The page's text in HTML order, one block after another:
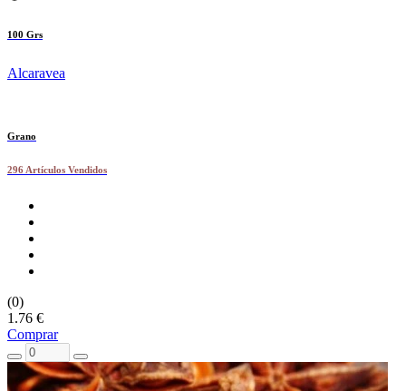
100 Grs
Alcaravea
Grano
296 Artículos Vendidos
(0)
1.76 €
Comprar